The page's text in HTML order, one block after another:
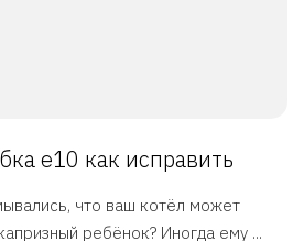
е10 как исправить
что ваш котёл может
ребёнок? Иногда ему ...